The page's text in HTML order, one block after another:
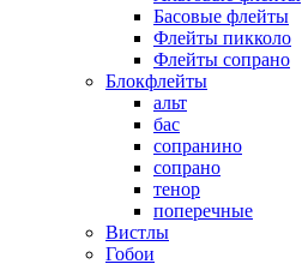
Басовые флейты
Флейты пикколо
Флейты сопрано
Блокфлейты
альт
бас
сопранино
сопрано
тенор
поперечные
Вистлы
Гобои